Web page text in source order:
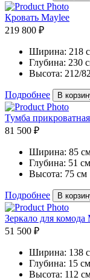
Кровать Maylee
219 800 ₽
Ширина: 218
Глубина: 230
Высота: 212/
Подробнее В
Тумба
81 500 ₽
Ширина: 85
Глубина: 51 см
Высота: 75 см
Подробнее В
Зеркало для комода
51 500 ₽
Ширина: 138
Глубина: 15 см
Высота: 112